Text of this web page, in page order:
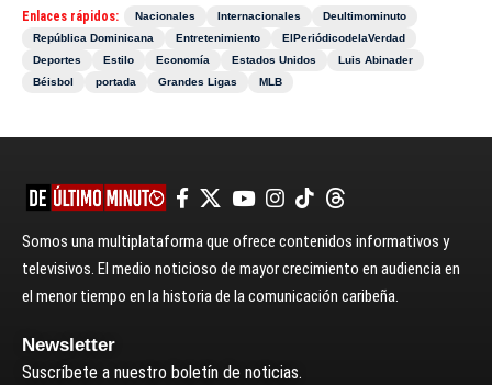
Enlaces rápidos: Nacionales Internacionales
Deultimominuto
República Dominicana
Entretenimiento
ElPeriódicodelaVerdad
Deportes
Estilo Economía Estados Unidos
Luis Abinader
Béisbol
portada Grandes Ligas MLB
Somos una multiplataforma que ofrece contenidos informativos y
televisivos. El medio noticioso de mayor crecimiento en audiencia en
el menor tiempo en la historia de la comunicación caribeña.
Newsletter
Suscríbete a nuestro boletín de noticias.